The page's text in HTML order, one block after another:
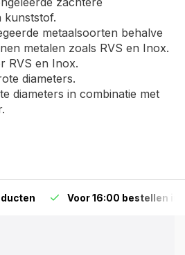
kunststof.
metaalsoorten behalve
metalen zoals RVS en Inox.
RVS en Inox.
diameters.
diameters in combinatie met
Voor 16:00 bestellen is